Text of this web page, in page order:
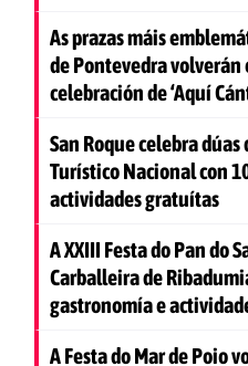
As prazas máis
de Pontevedra volverán
celebración de ‘Aquí
San Roque celebra
Turístico Nacional con
actividades gratuítas
A XXIII Festa do Pan do
Carballeira de
gastronomía e
A Festa do Mar de Poio